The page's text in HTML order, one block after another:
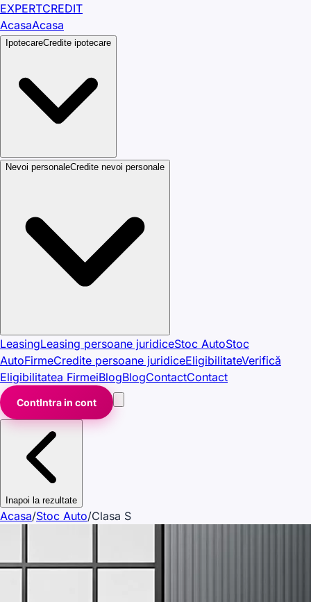
EXPERTCREDIT
AcasaAcasa
IpotecareCredite ipotecare
Nevoi personaleCredite nevoi personale
LeasingLeasing persoane juridiceStoc AutoStoc
AutoFirmeCredite persoane juridiceEligibilitateVerifică
Eligibilitatea FirmeiBlogBlogContactContact
ContIntra in cont
Inapoi la rezultate
Acasa/Stoc Auto/Clasa S